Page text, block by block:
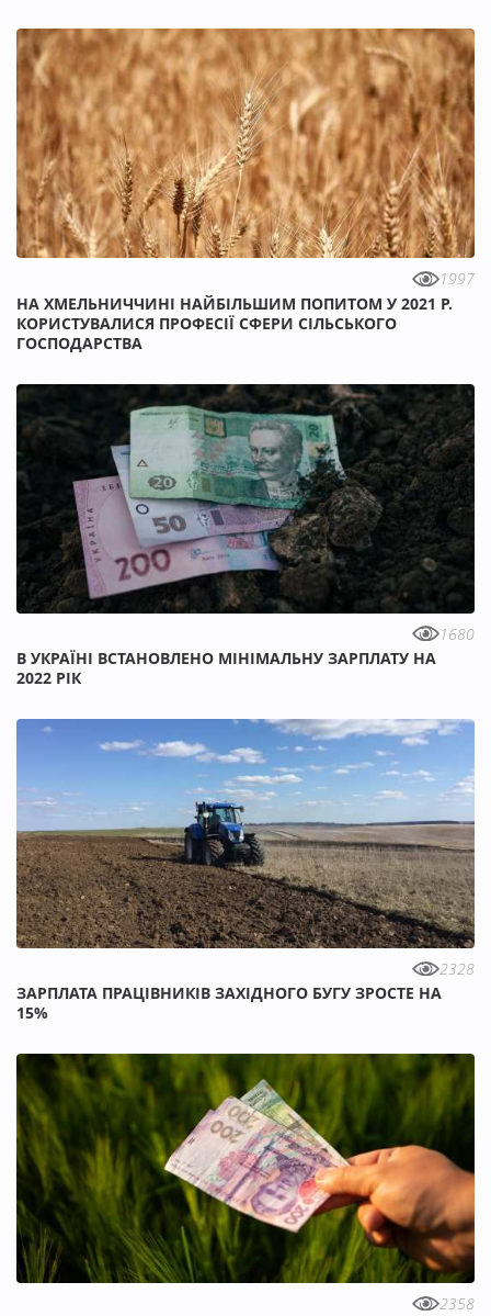
1997
НА ХМЕЛЬНИЧЧИНІ НАЙБІЛЬШИМ ПОПИТОМ У 2021 Р.
КОРИСТУВАЛИСЯ ПРОФЕСІЇ СФЕРИ СІЛЬСЬКОГО
ГОСПОДАРСТВА
1680
В УКРАЇНІ ВСТАНОВЛЕНО МІНІМАЛЬНУ ЗАРПЛАТУ НА
2022 РІК
2328
ЗАРПЛАТА ПРАЦІВНИКІВ ЗАХІДНОГО БУГУ ЗРОСТЕ НА
15%
2358